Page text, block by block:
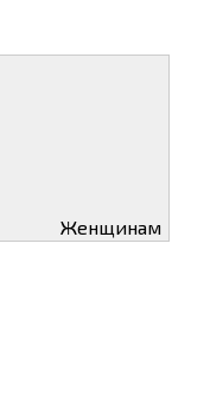
Женщинам